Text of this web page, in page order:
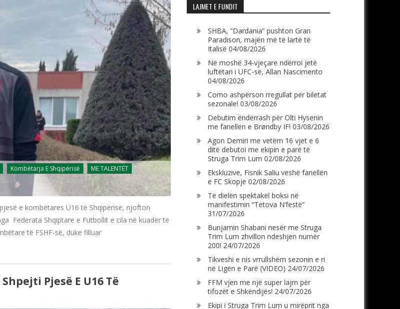
Kombëtarja E Shqipërisë
ME TALENTËT
e kombëtares U16 të Shqipërisë, njofton
Federata Shqiptare e Futbollit e cila në kuadër të
të FSHF-së, duke filluar
Pjesë E U16 Të
LAJMET E FUNDIT
SHBA, “Dardania” pushton Gran
Paradison, majën më të lartë të
Italisë 04/08/2026
Në moshë 34-vjeçare ndërroi jetë
luftëtari i UFC-së, Allan Nascimento
04/08/2026
Como ashpërson rregullat për biletat
sezonale! 03/08/2026
Debutim ëndërrash për Olti Hysenin
me fanellën e Brøndby IF! 03/08/2026
Agon Demiri me vetëm 16 vjet e 6
ditë debutoi me ekipin e parë të
Struga Trim Lum 02/08/2026
Ekskluzive, Fisnik Saliu veshë fanellën
e FC Skopje 02/08/2026
Të dielën spektakël boksi në
manifestimin “Tetova N’festë”
31/07/2026
Bunjamin Shabani nesër me Struga
Trim Lum zhvillon ndeshjen numër
200! 24/07/2026
Tikveshi e nis vrrullshëm sezonin e ri
në Ligën e Parë (VIDEO) 24/07/2026
FFM vjen me një super lajm për
tifozët e Shkëndijës! 24/07/2026
Ekipi i Struga Trim Lum u mirëprit nga